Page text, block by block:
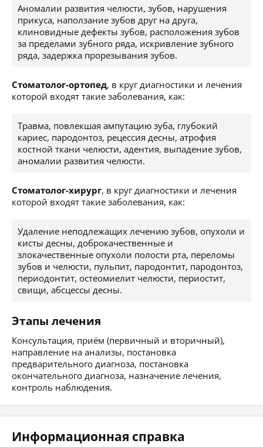
Аномалии развития челюсти, зубов, нарушения
прикуса, наползание зубов друг на друга,
клиновидные дефекты зубов, расположения зубов
за пределами зубного ряда, искривление зубного
ряда, задержка прорезывания зубов.
Стоматолог-ортопед, в круг диагностики и лечения
которой входят такие заболевания, как:
Травма, повлекшая ампутацию зуба, глубокий
кариес, пародонтоз, рецессия десны, атрофия
костной ткани челюсти, адентия, выпадение зубов,
аномалии развития челюсти.
Стоматолог-хирург, в круг диагностики и лечения
которой входят такие заболевания, как:
Удаление неподлежащих лечению зубов, опухоли и
кисты десны, доброкачественные и
злокачественные опухоли полости рта, переломы
зубов и челюсти, пульпит, пародонтит, пародонтоз,
периодонтит, остеомиелит челюсти, периостит,
свищи, абсцессы десны.
Этапы лечения
Консультация, приём (первичный и вторичный),
направление на анализы, постановка
предварительного диагноза, постановка
окончательного диагноза, назначение лечения,
контроль наблюдения.
Информационная справка